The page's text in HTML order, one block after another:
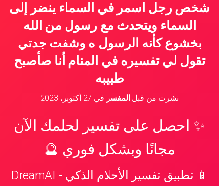
ق
شخص رجل اسمر في السماء ينضر إلى
السماء ويتحدث مع رسول من الله
بخشوع كأنه الرسول ه وشفت جدتي
تقول لي تفسيره في المنام أنا صأصبح
طبيبه
نشرت من قبلالمفسر في 27 أكتوبر، 2023
✨ احصل على تفسير لحلمك الآن
مجانًا وبشكل فوري 🔮
📱 تطبيق تفسير الأحلام الذكي - DreamAI